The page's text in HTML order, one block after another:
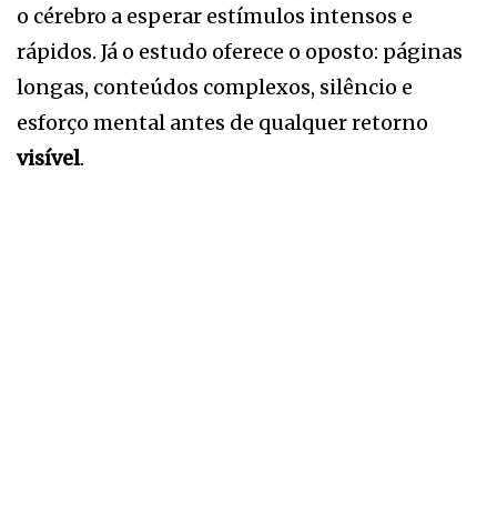
o cérebro a esperar estímulos intensos e
rápidos. Já o estudo oferece o oposto: páginas
longas, conteúdos complexos, silêncio e
esforço mental antes de qualquer retorno
visível.